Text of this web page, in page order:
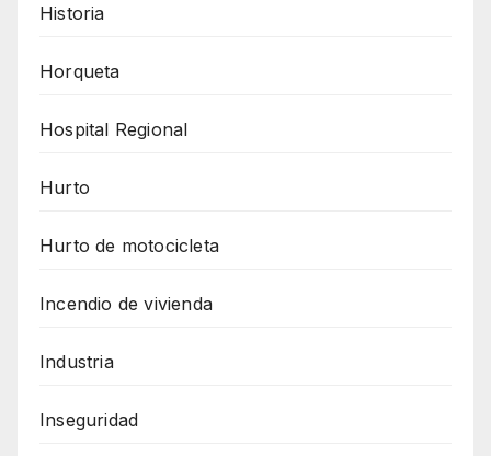
Historia
Horqueta
Hospital Regional
Hurto
Hurto de motocicleta
Incendio de vivienda
Industria
Inseguridad